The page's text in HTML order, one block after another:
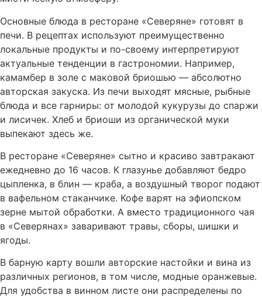
Основные блюда в ресторане «Северяне» готовят в
печи. В рецептах используют преимущественно
локальные продукты и по-своему интерпретируют
актуальные тенденции в гастрономии. Например,
камамбер в золе с маковой бриошью — абсолютно
авторская закуска. Из печи выходят мясные, рыбные
блюда и все гарниры: от молодой кукурузы до спаржи
и лисичек. Хлеб и бриоши из органической муки
выпекают здесь же.
В ресторане «Северяне» сытно и красиво завтракают
ежедневно до 16 часов. К глазунье добавляют бедро
цыпленка, в блин — краба, а воздушный творог подают
в вафельном стаканчике. Кофе варят на эфиопском
зерне мытой обработки. А вместо традиционного чая
в «Северянах» заваривают травы, сборы, шишки и
ягоды.
В барную карту вошли авторские настойки и вина из
различных регионов, в том числе, модные оранжевые.
Для удобства в винном листе они распределены по
Ваше имя и фамилия*
Телефон (для подтверждения брони)*
Заказать столик